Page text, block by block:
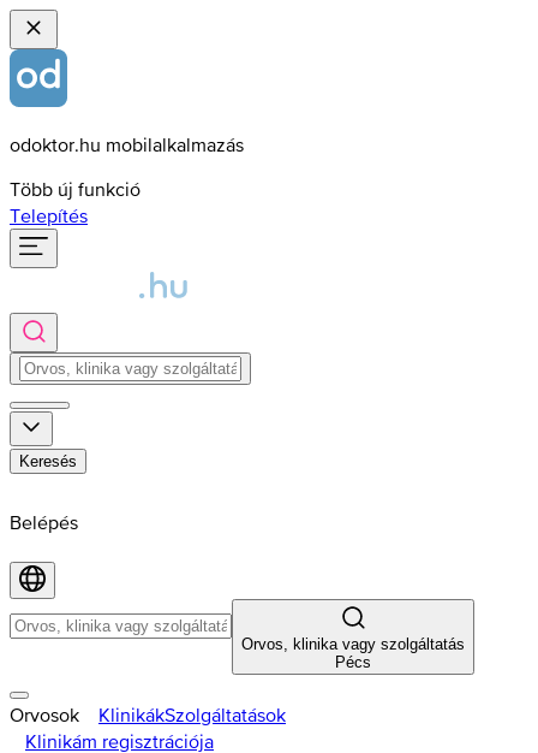
odoktor.hu mobilalkalmazás
Több új funkció
Telepítés
Keresés
Belépés
Orvos, klinika vagy szolgáltatás
Pécs
Orvosok KlinikákSzolgáltatások
Klinikám regisztrációja